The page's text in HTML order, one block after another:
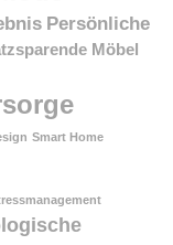
Persönliche
Möbel
Smart Home